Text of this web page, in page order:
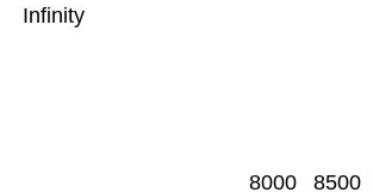
Infinity
8000 8500